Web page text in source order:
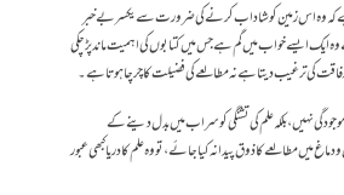
ہے کہ وہ اس زمین کو شاداب کرنے کی ضرورت سے یکسر بے خبر
ایک ایسے خواب میں گم ہے جس میں کتابوں کی اہمیت ماند پڑ چکی
کی ترغیب دیتا ہے نہ مطالعے کی فضیلت کا چرچا ہوتا ہے۔
نہیں، بلکہ علم کی تشنگی کو سراب میں بدل دینے کے
مطالعے کا ذوق پیدا نہ کیا جائے، تو وہ علم کا دریا کبھی عبور